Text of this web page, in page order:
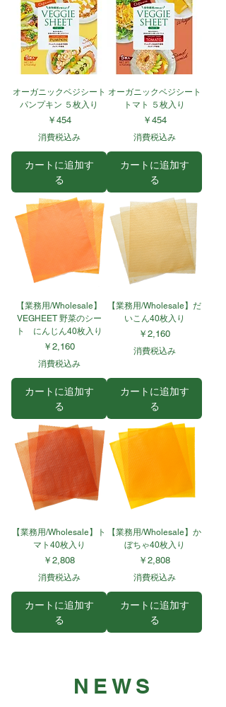
オーガニックベジシート
パンプキン ５枚入り
価格
￥454
消費税込み
カートに追加す
る
オーガニックベジシート
トマト ５枚入り
価格
￥454
消費税込み
カートに追加す
る
【業務用/Wholesale】
VEGHEET 野菜のシー
ト にんじん40枚入り
価格
￥2,160
消費税込み
カートに追加す
る
【業務用/Wholesale】だ
いこん40枚入り
価格
￥2,160
消費税込み
カートに追加す
る
【業務用/Wholesale】ト
マト40枚入り
価格
￥2,808
消費税込み
カートに追加す
る
【業務用/Wholesale】か
ぼちゃ40枚入り
価格
￥2,808
消費税込み
カートに追加す
る
NEWS